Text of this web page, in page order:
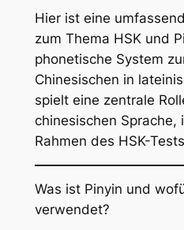
Hier ist eine
zum Thema HSK und
phonetische System
Chinesischen in
spielt eine zentrale
chinesischen Sprache,
Rahmen des HSK-
Was ist Pinyin und
verwendet?